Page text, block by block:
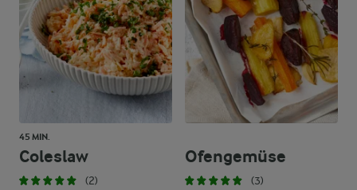
45 MIN.
Coleslaw
(2)
Ofengemüse
(3)